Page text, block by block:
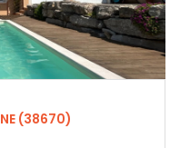
(38670)